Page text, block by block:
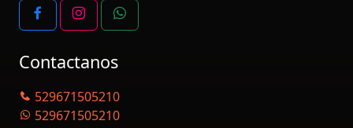
Contactanos
529671505210
529671505210